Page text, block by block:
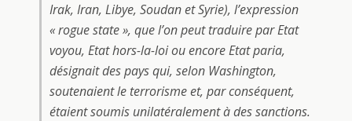
Irak, Iran, Libye, Soudan et Syrie), l’expression
« rogue state », que l’on peut traduire par Etat
voyou, Etat hors-la-loi ou encore Etat paria,
désignait des pays qui, selon Washington,
soutenaient le terrorisme et, par conséquent,
étaient soumis unilatéralement à des sanctions.